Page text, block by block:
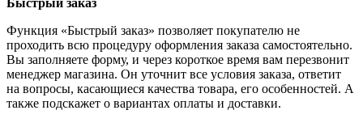
Быстрый заказ
Функция «Быстрый заказ» позволяет покупателю не
проходить всю процедуру оформления заказа самостоятельно.
Вы заполняете форму, и через короткое время вам перезвонит
менеджер магазина. Он уточнит все условия заказа, ответит
на вопросы, касающиеся качества товара, его особенностей. А
также подскажет о вариантах оплаты и доставки.